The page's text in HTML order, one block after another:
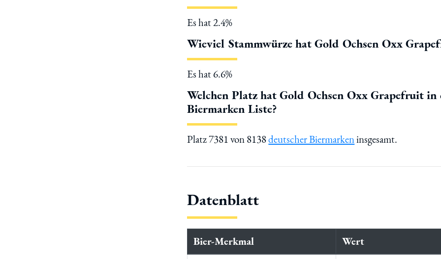
Es hat 2.4%
Wieviel Stammwürze hat Gold Ochsen Oxx
Es hat 6.6%
Welchen Platz hat Gold Ochsen Oxx Grapefruit in
Biermarken Liste?
Platz 7381 von 8138deutscher Biermarkeninsgesamt.
Datenblatt
Bier-Merkmal
Wert